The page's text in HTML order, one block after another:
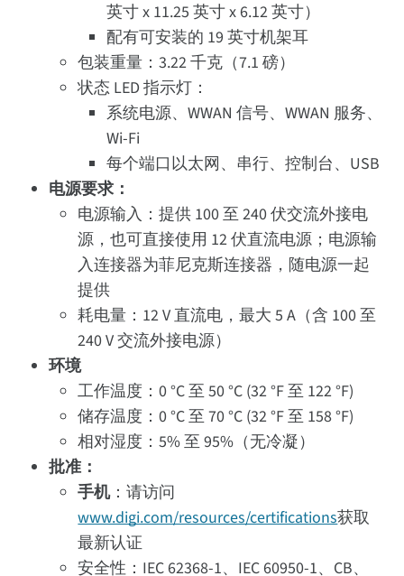
英寸 x 11.25 英寸 x 6.12 英寸）
配有可安装的 19 英寸机架耳
包装重量：3.22 千克（7.1 磅）
状态 LED 指示灯：
系统电源、WWAN 信号、WWAN 服务、
Wi-Fi
每个端口以太网、串行、控制台、USB
电源要求：
电源输入：提供 100 至 240 伏交流外接电
源，也可直接使用 12 伏直流电源；电源输
入连接器为菲尼克斯连接器，随电源一起
提供
耗电量：12 V 直流电，最大 5 A（含 100 至
240 V 交流外接电源）
环境
工作温度：0 °C 至 50 °C (32 °F 至 122 °F)
储存温度：0 °C 至 70 °C (32 °F 至 158 °F)
相对湿度：5% 至 95%（无冷凝）
批准：
手机：请访问
www.digi.com/resources/certifications获取
最新认证
安全性：IEC 62368-1、IEC 60950-1、CB、